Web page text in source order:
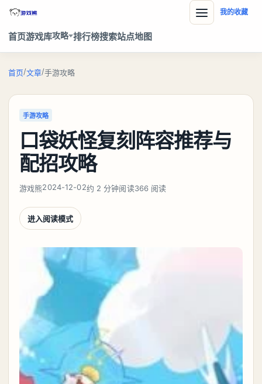
首页游戏库攻略 排行榜搜索站点地图
我的收藏
首页/文章/手游攻略
手游攻略
口袋妖怪复刻阵容推荐与
配招攻略
游戏熊2024-12-02约 2 分钟阅读366 阅读
进入阅读模式